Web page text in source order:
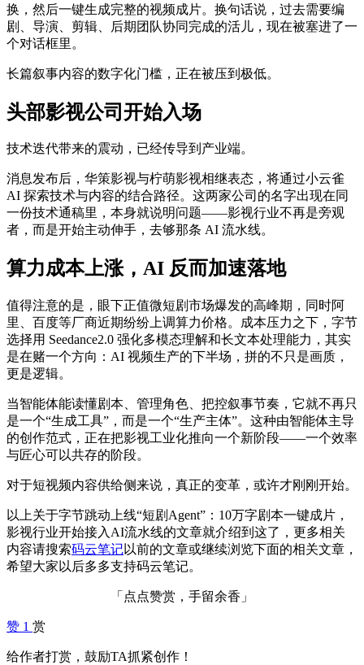
换，然后一键生成完整的视频成片。换句话说，过去需要编
剧、导演、剪辑、后期团队协同完成的活儿，现在被塞进了一
个对话框里。
长篇叙事内容的数字化门槛，正在被压到极低。
头部影视公司开始入场
技术迭代带来的震动，已经传导到产业端。
消息发布后，华策影视与柠萌影视相继表态，将通过小云雀
AI 探索技术与内容的结合路径。这两家公司的名字出现在同
一份技术通稿里，本身就说明问题——影视行业不再是旁观
者，而是开始主动伸手，去够那条 AI 流水线。
算力成本上涨，AI 反而加速落地
值得注意的是，眼下正值微短剧市场爆发的高峰期，同时阿
里、百度等厂商近期纷纷上调算力价格。成本压力之下，字节
选择用 Seedance2.0 强化多模态理解和长文本处理能力，其实
是在赌一个方向：AI 视频生产的下半场，拼的不只是画质，
更是逻辑。
当智能体能读懂剧本、管理角色、把控叙事节奏，它就不再只
是一个“生成工具”，而是一个“生产主体”。这种由智能体主导
的创作范式，正在把影视工业化推向一个新阶段——一个效率
与匠心可以共存的阶段。
对于短视频内容供给侧来说，真正的变革，或许才刚刚开始。
以上关于字节跳动上线“短剧Agent”：10万字剧本一键成片，
影视行业开始接入AI流水线的文章就介绍到这了，更多相关
内容请搜索码云笔记以前的文章或继续浏览下面的相关文章，
希望大家以后多多支持码云笔记。
「点点赞赏，手留余香」
赞 1 赏
给作者打赏，鼓励TA抓紧创作！